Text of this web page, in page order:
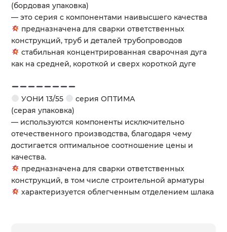
(бордовая упаковка)
— это серия с компонентами наивысшего качества
предназначена для сварки ответственных
конструкций, труб и деталей трубопроводов
стабильная концентрированная сварочная дуга
как на средней, короткой и сверх короткой дуге
УОНИ 13/55
серия ОПТИМА
(серая упаковка)
— используются компоненты исключительно
отечественного производства, благодаря чему
достигается оптимальное соотношение цены и
качества.
предназначена для сварки ответственных
конструкций, в том числе строительной арматуры
характеризуется облегченным отделением шлака